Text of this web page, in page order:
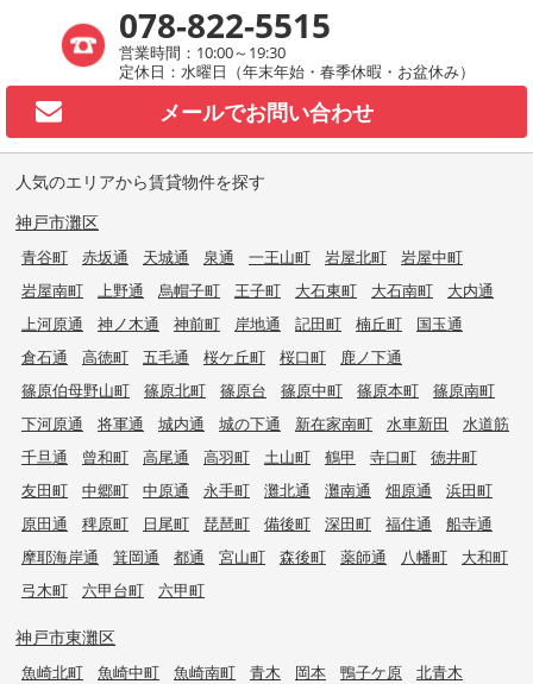
078-822-5515
営業時間：10:00～19:30
定休日：水曜日（年末年始・春季休暇・お盆休み）
メールでお問い合わせ
人気のエリアから賃貸物件を探す
神戸市灘区
青谷町 赤坂通 天城通 泉通 一王山町 岩屋北町
岩屋中町
岩屋南町
上野通 烏帽子町 王子町 大石東町 大石南町
大内通
上河原通
神ノ木通 神前町 岸地通 記田町 楠丘町
国玉通
倉石通
高徳町 五毛通 桜ケ丘町 桜口町
鹿ノ下通
篠原伯母野山町
篠原北町 篠原台 篠原中町 篠原本町
篠原南町
下河原通
将軍通 城内通 城の下通 新在家南町 水車新田
水道筋
千旦通
曾和町 高尾通 高羽町 土山町 鶴甲 寺口町
徳井町
友田町
中郷町 中原通 永手町 灘北通 灘南通 畑原通
浜田町
原田通
稗原町 日尾町 琵琶町 備後町 深田町 福住通
船寺通
摩耶海岸通
箕岡通 都通 宮山町 森後町 薬師通 八幡町
大和町
弓木町
六甲台町 六甲町
神戸市東灘区
魚崎北町 魚崎中町 魚崎南町 青木 岡本 鴨子ケ原
北青木